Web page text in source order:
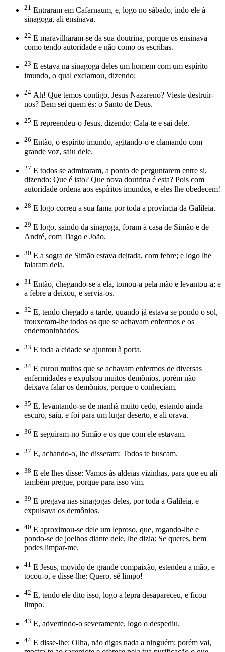
21 Entraram em Cafarnaum, e, logo no sábado, indo ele à
sinagoga, ali ensinava.
22 E maravilharam-se da sua doutrina, porque os ensinava
como tendo autoridade e não como os escribas.
23 E estava na sinagoga deles um homem com um espírito
imundo, o qual exclamou, dizendo:
24 Ah! Que temos contigo, Jesus Nazareno? Vieste destruir-
nos? Bem sei quem és: o Santo de Deus.
25 E repreendeu-o Jesus, dizendo: Cala-te e sai dele.
26 Então, o espírito imundo, agitando-o e clamando com
grande voz, saiu dele.
27 E todos se admiraram, a ponto de perguntarem entre si,
dizendo: Que é isto? Que nova doutrina é esta? Pois com
autoridade ordena aos espíritos imundos, e eles lhe obedecem!
28 E logo correu a sua fama por toda a província da Galileia.
29 E logo, saindo da sinagoga, foram à casa de Simão e de
André, com Tiago e João.
30 E a sogra de Simão estava deitada, com febre; e logo lhe
falaram dela.
31 Então, chegando-se a ela, tomou-a pela mão e levantou-a; e
a febre a deixou, e servia-os.
32 E, tendo chegado a tarde, quando já estava se pondo o sol,
trouxeram-lhe todos os que se achavam enfermos e os
endemoninhados.
33 E toda a cidade se ajuntou à porta.
34 E curou muitos que se achavam enfermos de diversas
enfermidades e expulsou muitos demônios, porém não
deixava falar os demônios, porque o conheciam.
35 E, levantando-se de manhã muito cedo, estando ainda
escuro, saiu, e foi para um lugar deserto, e ali orava.
36 E seguiram-no Simão e os que com ele estavam.
37 E, achando-o, lhe disseram: Todos te buscam.
38 E ele lhes disse: Vamos às aldeias vizinhas, para que eu ali
também pregue, porque para isso vim.
39 E pregava nas sinagogas deles, por toda a Galileia, e
expulsava os demônios.
40 E aproximou-se dele um leproso, que, rogando-lhe e
pondo-se de joelhos diante dele, lhe dizia: Se queres, bem
podes limpar-me.
41 E Jesus, movido de grande compaixão, estendeu a mão, e
tocou-o, e disse-lhe: Quero, sê limpo!
42 E, tendo ele dito isso, logo a lepra desapareceu, e ficou
limpo.
43 E, advertindo-o severamente, logo o despediu.
44 E disse-lhe: Olha, não digas nada a ninguém; porém vai,